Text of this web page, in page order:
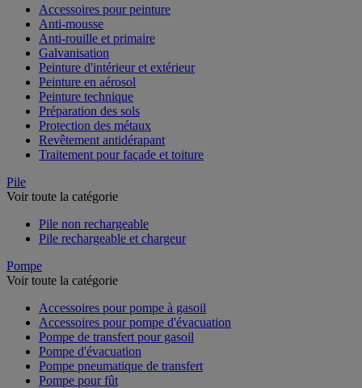
Accessoires pour peinture
Anti-mousse
Anti-rouille et primaire
Galvanisation
Peinture d'intérieur et extérieur
Peinture en aérosol
Peinture technique
Préparation des sols
Protection des métaux
Revêtement antidérapant
Traitement pour façade et toiture
Pile
Voir toute la catégorie
Pile non rechargeable
Pile rechargeable et chargeur
Pompe
Voir toute la catégorie
Accessoires pour pompe à gasoil
Accessoires pour pompe d'évacuation
Pompe de transfert pour gasoil
Pompe d'évacuation
Pompe pneumatique de transfert
Pompe pour fût